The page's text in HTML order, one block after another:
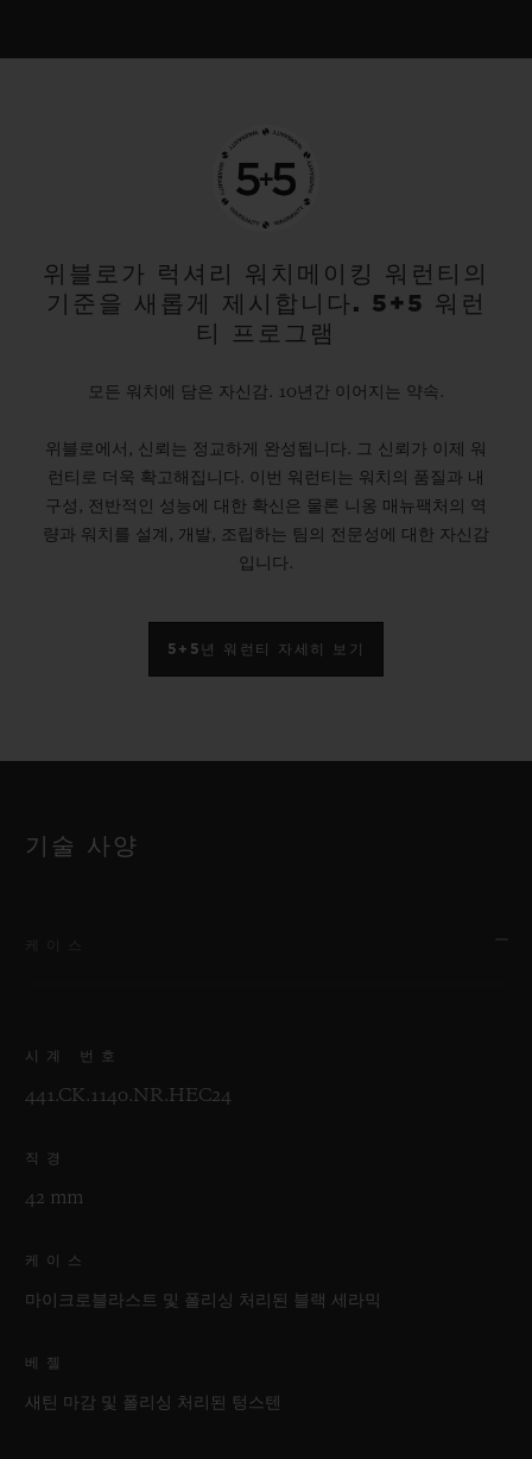
위블로가 럭셔리 워치메이킹 워런티의
기준을 새롭게 제시합니다. 5+5 워런
티 프로그램
모든 워치에 담은 자신감. 10년간 이어지는 약속.
위블로에서, 신뢰는 정교하게 완성됩니다. 그 신뢰가 이제 워
런티로 더욱 확고해집니다. 이번 워런티는 워치의 품질과 내
구성, 전반적인 성능에 대한 확신은 물론 니옹 매뉴팩처의 역
량과 워치를 설계, 개발, 조립하는 팀의 전문성에 대한 자신감
입니다.
5+5년 워런티 자세히 보기
기술 사양
시계 번호
441.CK.1140.NR.HEC24
직경
42 mm
케이스
마이크로블라스트 및 폴리싱 처리된 블랙 세라믹
베젤
새틴 마감 및 폴리싱 처리된 텅스텐